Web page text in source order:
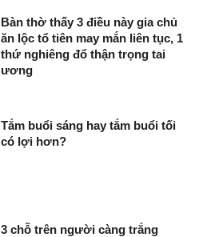
Bàn thờ thấy 3 điều này gia chủ
ăn lộc tổ tiên may mắn liên tục, 1
thứ nghiêng đổ thận trọng tai
ương
Tắm buổi sáng hay tắm buổi tối
có lợi hơn?
3 chỗ trên người càng trắng